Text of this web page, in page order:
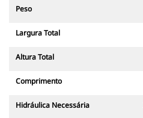
Peso
Largura Total
Altura Total
Comprimento
Hidráulica Necessária